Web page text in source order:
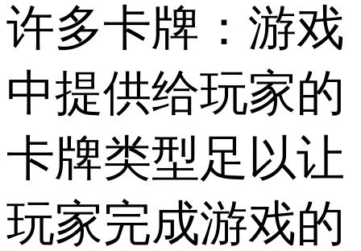
许多卡牌：游戏
中提供给玩家的
卡牌类型足以让
玩家完成游戏的